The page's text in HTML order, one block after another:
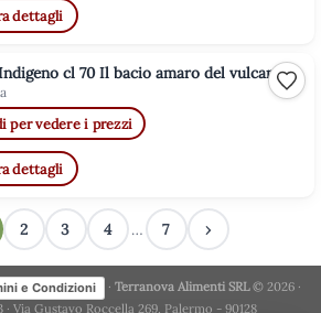
dettagli
cl 70 Il bacio amaro del vulcano
per vedere i prezzi
dettagli
2 3 4 … 7 ›
e Condizioni · Terranova Alimenti SRL© 2026 ·
· Via Gustavo Roccella 269, Palermo - 90128